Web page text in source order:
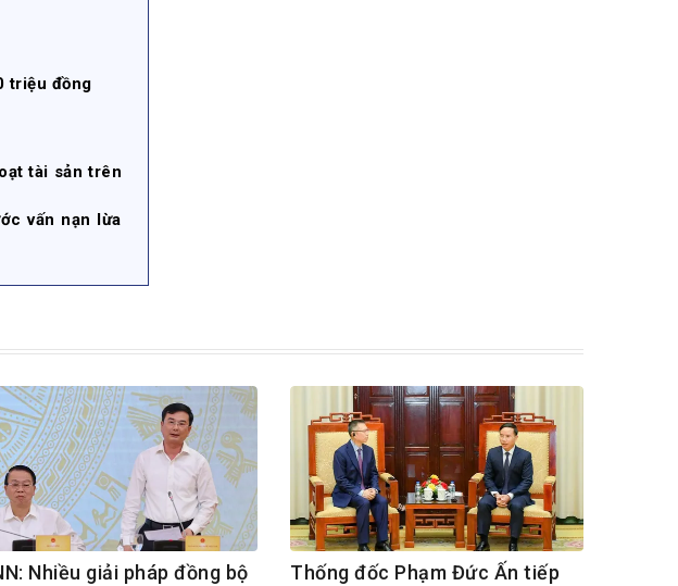
triệu đồng
tài sản trên
vấn nạn lừa
Nhiều giải pháp đồng bộ
Thống đốc Phạm Đức Ấn tiếp